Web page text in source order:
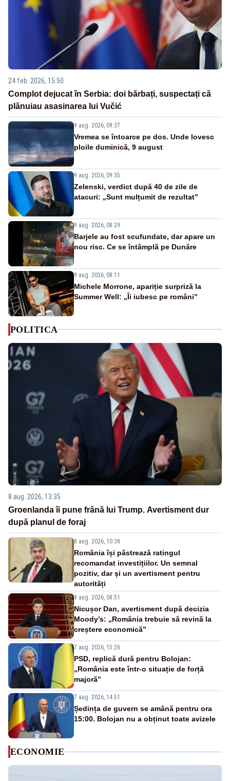
24 feb. 2026, 15:50
Complot dejucat în Serbia: doi bărbați, suspectați că
plănuiau asasinarea lui Vučić
9 aug. 2026, 09:37
Vremea se întoarce pe dos. Unde lovesc
ploile duminică, 9 august
9 aug. 2026, 09:35
Zelenski, verdict după 40 de zile de
atacuri: „Sunt mulțumit de rezultat”
9 aug. 2026, 08:29
Barjele au fost scufundate, dar apare un
nou risc. Ce se întâmplă pe Dunăre
9 aug. 2026, 08:11
Michele Morrone, apariție surpriză la
Summer Well: „Îi iubesc pe români”
POLITICA
8 aug. 2026, 13:35
Groenlanda îi pune frână lui Trump. Avertisment dur
după planul de foraj
8 aug. 2026, 10:38
România își păstrează ratingul
recomandat investițiilor. Un semnal
pozitiv, dar și un avertisment pentru
autorități
8 aug. 2026, 08:51
Nicușor Dan, avertisment după decizia
Moody’s: „România trebuie să revină la
creștere economică”
7 aug. 2026, 15:26
PSD, replică dură pentru Bolojan:
„România este într-o situație de forță
majoră”
7 aug. 2026, 14:51
Ședința de guvern se amână pentru ora
15:00. Bolojan nu a obținut toate avizele
ECONOMIE